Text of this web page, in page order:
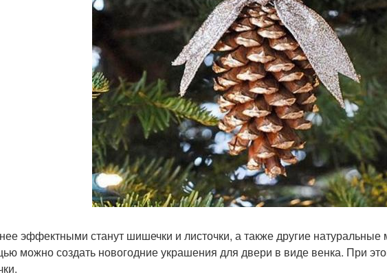
эффектными станут шишечки и листочки, а также другие натуральные
можно создать новогодние украшения для двери в виде венка. При